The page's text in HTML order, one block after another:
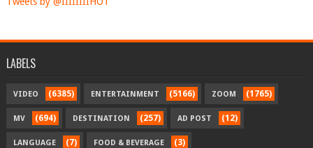
LABELS
VIDEO (6385) ENTERTAINMENT (5166) ZOOM (1765)
MV (694) DESTINATION (257) AD POST (12)
LANGUAGE (7) FOOD & BEVERAGE (3)